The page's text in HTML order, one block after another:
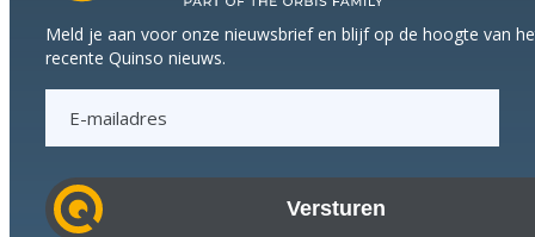
Meld je aan voor onze nieuwsbrief en blijf op de hoogte van
recente Quinso nieuws.
a
i